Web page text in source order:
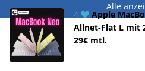
Alle
4
Apple
Allnet-Flat L mit
29€ mtl.